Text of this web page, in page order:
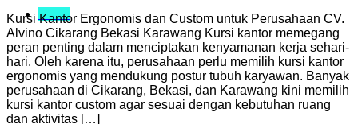
Menu
Kursi Kantor Ergonomis dan Custom untuk Perusahaan CV.
Alvino Cikarang Bekasi Karawang Kursi kantor memegang
peran penting dalam menciptakan kenyamanan kerja sehari-
hari. Oleh karena itu, perusahaan perlu memilih kursi kantor
ergonomis yang mendukung postur tubuh karyawan. Banyak
perusahaan di Cikarang, Bekasi, dan Karawang kini memilih
kursi kantor custom agar sesuai dengan kebutuhan ruang
dan aktivitas […]